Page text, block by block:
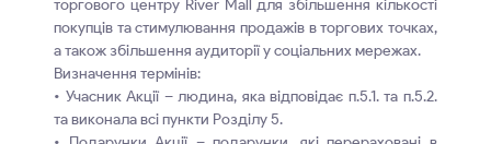
торгового центру River Mall для збільшення кількості
покупців та стимулювання продажів в торгових точках,
а також збільшення аудиторії у соціальних мережах.
Визначення термінів:
• Учасник Акції – людина, яка відповідає п.5.1. та п.5.2.
та виконала всі пункти Розділу 5.